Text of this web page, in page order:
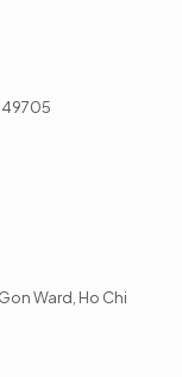
Ward, Ho Chi